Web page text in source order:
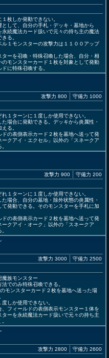
枚しか発動できない。
して、自分の手札・デッキ・墓地から
永続魔法カード扱いで元々の持ち主の魔法
る。
１モンスターの攻撃力は１１００アップ
ーを召喚・特殊召喚した場合、自分・相
モンスターカード１枚を対象として発動
に特殊召喚する。
攻撃力 800 守備力 1000
１ターンに１度しか使用できない。
場合に発動できる。デッキから炎属性・
る。
の表側表示カード２枚を墓地へ送って発
クアイ・エクセル」以外の「スネークア
攻撃力 900 守備力 200
１ターンに１度しか使用できない。
場合、自分の墓地・除外状態の炎属性・
発動できる。そのモンスターを手札に加
の表側表示カード２枚を墓地へ送って発
クアイ・オーク」以外の「スネークア
攻撃力 3000 守備力 2500
魔族モンスター
でのみ特殊召喚できる。
モンスターカード２枚を墓地へ送った場
しか使用できない。
フィールドの表側表示モンスター１体を
ーを永続魔法カード扱いで元々の持ち主
攻撃力 2800 守備力 2600